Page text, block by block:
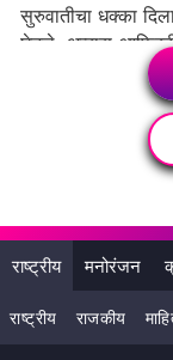
सुरुवातीचा धक्का
घेतले. अब्बास
त्यांचा इकॉनॉमी रेट
राष्ट्रीय मनोरंजन
राष्ट्रीय राजकीय